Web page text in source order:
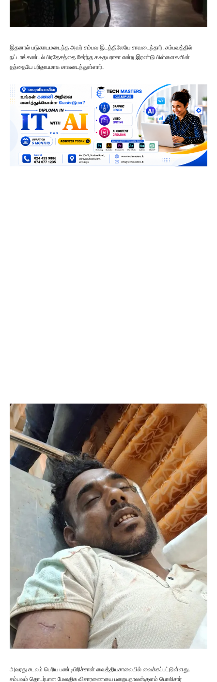
இதனால் படுகாயமடைந்த அவர் சம்பவ இடத்திலேயே சாவடைந்தார். சம்பவத்தில்
நட்டாங்கண்டல் பிரதேசத்தை சேர்ந்த ச.உதயராசா என்ற இரண்டு பிள்ளைகளின்
தந்தையே பரிதாபமாக சாவடைந்துள்ளார்.
அவரது சடலம் பெரிய பண்டிபிரிச்சான் வைத்தியசாலையில் வைக்கப்பட்டுள்ளது.
சம்பவம் தொடர்பான மேலதிக விசாரணையை பறையநாலன்குளம் பொலிசார்